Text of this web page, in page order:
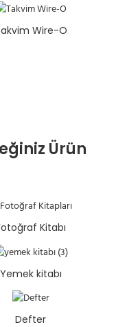
Wire-O
Ürün
Kitabı
Yemek kitabı
Defter